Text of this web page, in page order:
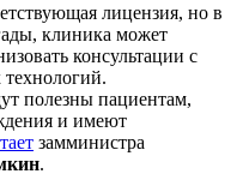
лицензия, но в
клиника может
консультации с
полезны пациентам,
и имеют
замминистра
.